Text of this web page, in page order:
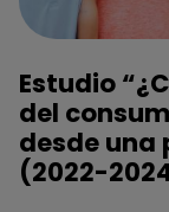
Estudio
del
desde una
(2022-